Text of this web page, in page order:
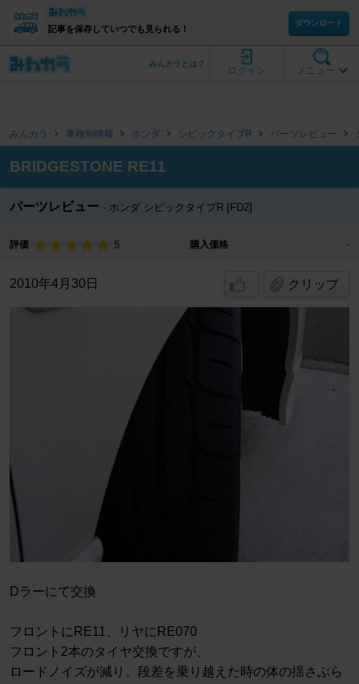
記事を保存していつでも見られる！
ダウンロード
メニュー
ログイン
みんカラとは？
みんカラ 車種別情報 ホンダ シビックタイプR パーツレビュー
BRIDGESTONE RE11
パーツレビュー ホンダ シビックタイプR [FD2]
評価 5 購入価格 -
2010年4月30日 クリップ
Dラーにて交換
フロントにRE11、リヤにRE070
フロント2本のタイヤ交換ですが、
ロードノイズが減り、段差を乗り越えた時の体の揺さぶら